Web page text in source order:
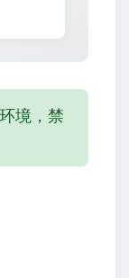
境，禁